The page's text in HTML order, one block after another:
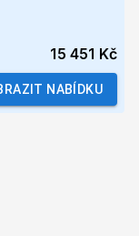
15 451 Kč
NABÍDKU